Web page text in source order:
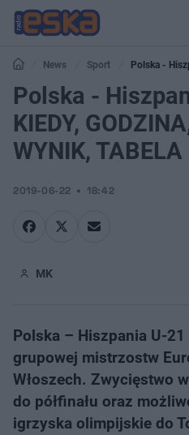
News Sport
Polska -
SKŁADY, WYNIK, TABELA
Polska -
KIEDY,
WYNIK, TABELA
2019-06-22 18:42
MK
Polska – Hiszpania U-
grupowej mistrzostw
Włoszech. Zwycięstwo
do półfinału oraz
igrzyska olimpijskie do